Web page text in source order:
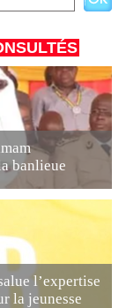
banlieue
l’expertise
la jeunesse